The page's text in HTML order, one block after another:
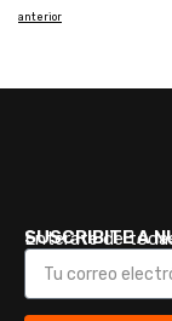
anterior
SUSCRIBITE A
Enterate de